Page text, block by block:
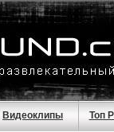
Видеоклипы Топ